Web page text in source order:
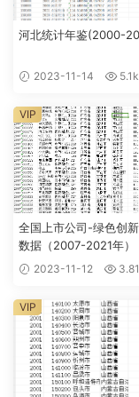
河北统计年鉴(2000-
2023-11-14 5.1k
全国上市公司-绿色创
数据（2007-2021年）
2023-11-12
VIP
VIP